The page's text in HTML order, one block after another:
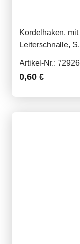
Kordelhaken,
Leiterschnalle,
Artikel-Nr.: 72926
0,60 €